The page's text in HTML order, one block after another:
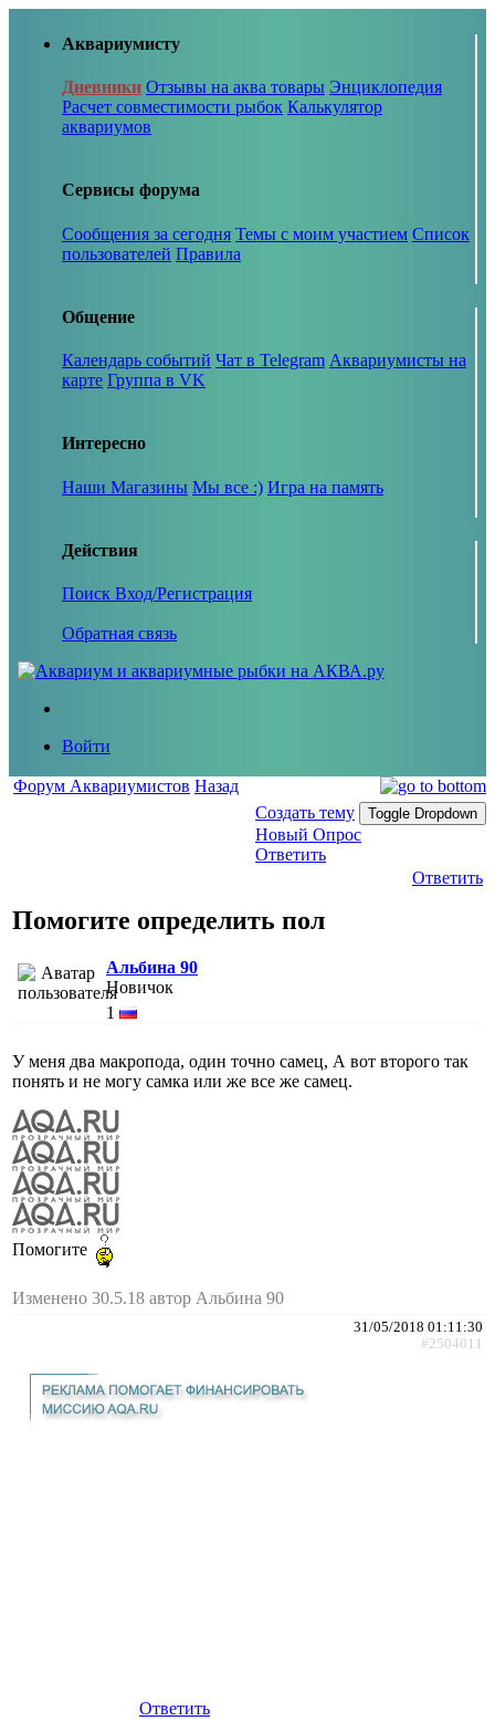
Аквариумисту
Дневники Отзывы на аква товары Энциклопедия
Расчет совместимости рыбок Калькулятор
аквариумов
Сервисы форума
Сообщения за сегодня Темы с моим участием Список
пользователей Правила
Общение
Календарь событий Чат в Telegram Аквариумисты на
карте Группа в VK
Интересно
Наши Магазины Мы все :) Игра на память
Действия
Поиск Вход/Регистрация
Обратная связь
Войти
Форум Аквариумистов Назад
Создать тему
Toggle Dropdown
Новый Опрос
Ответить
Ответить
Помогите определить пол
Альбина 90
Новичок
1
У меня два макропода, один точно самец, А вот второго так
понять и не могу самка или же все же самец.
Помогите
Изменено 30.5.18 автор Альбина 90
31/05/2018 01:11:30
#2504011
Ответить